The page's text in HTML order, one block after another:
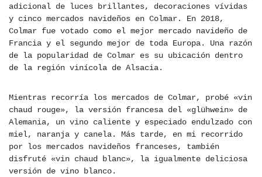
adicional de luces brillantes, decoraciones vívidas
y cinco mercados navideños en Colmar. En 2018,
Colmar fue votado como el mejor mercado navideño de
Francia y el segundo mejor de toda Europa. Una razón
de la popularidad de Colmar es su ubicación dentro
de la región vinícola de Alsacia.
Mientras recorría los mercados de Colmar, probé «vin
chaud rouge», la versión francesa del «glühwein» de
Alemania, un vino caliente y especiado endulzado con
miel, naranja y canela. Más tarde, en mi recorrido
por los mercados navideños franceses, también
disfruté «vin chaud blanc», la igualmente deliciosa
versión de vino blanco.